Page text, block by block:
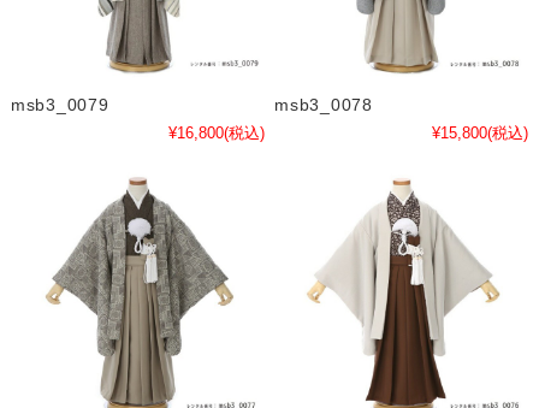
msb3_0079
¥16,800(税込)
msb3_0078
¥15,800(税込)